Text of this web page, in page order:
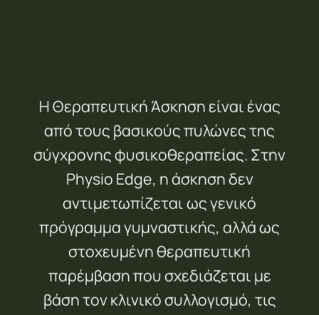
Η Θεραπευτική Άσκηση είναι ένας
από τους βασικούς πυλώνες της
σύγχρονης φυσικοθεραπείας. Στην
Physio Edge, η άσκηση δεν
αντιμετωπίζεται ως γενικό
πρόγραμμα γυμναστικής, αλλά ως
στοχευμένη θεραπευτική
παρέμβαση που σχεδιάζεται με
βάση τον κλινικό συλλογισμό, τις